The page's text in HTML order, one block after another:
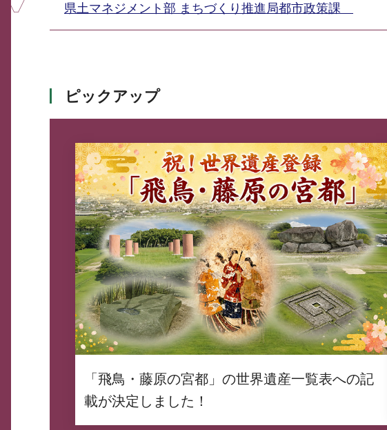
県土マネジメント部 まちづくり推進局都市政策課
ピックアップ
「飛鳥・藤原の宮都」の世界遺産一覧表への記
載が決定しました！